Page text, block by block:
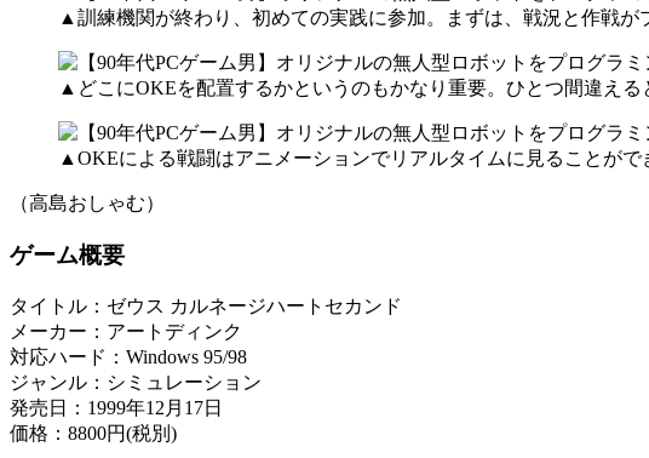
▲訓練機関が終わり、初めての実践に参加。まずは、戦況と作戦が
▲どこにOKEを配置するかというのもかなり重要。ひとつ間違え
▲OKEによる戦闘はアニメーションでリアルタイムに見ることが
（高島おしゃむ）
ゲーム概要
タイトル：ゼウス カルネージハートセカンド
メーカー：アートディンク
対応ハード：Windows 95/98
ジャンル：シミュレーション
発売日：1999年12月17日
価格：8800円(税別)